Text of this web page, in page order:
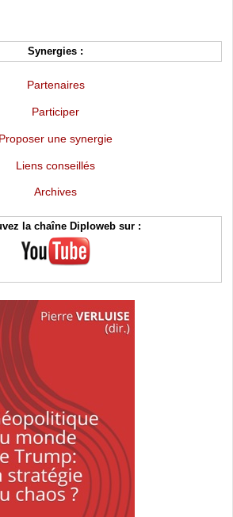
Synergies :
Partenaires
Participer
Proposer une synergie
Liens conseillés
Archives
la chaîne Diploweb sur :